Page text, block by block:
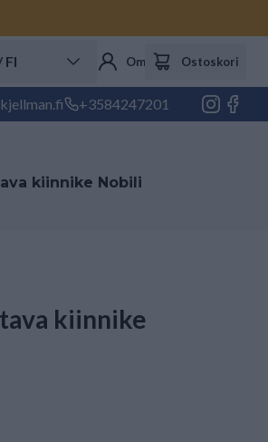
FI Oma tili Ostoskori
+3584247201
kiinnike Nobili
kiinnike